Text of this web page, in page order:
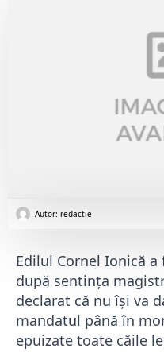
Autor: redactie
Edilul Cornel Ionică
după sentința
declarat că nu își va
mandatul până în
epuizate toate căile